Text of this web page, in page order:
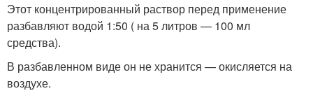
Этот концентрированный раствор перед применение
разбавляют водой 1:50 ( на 5 литров — 100 мл
средства).
В разбавленном виде он не хранится — окисляется на
воздухе.